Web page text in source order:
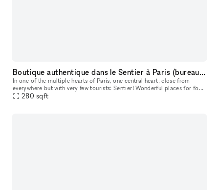
Boutique authentique dans le Sentier à Paris (bureau / showroom / événement)
In one of the multiple hearts of Paris, one central heart, close from
everywhere but with very few tourists: Sentier! Wonderful places for food
right next door: Edgar, Hôtel du Sentier, rue du Nil. N
280 sqft